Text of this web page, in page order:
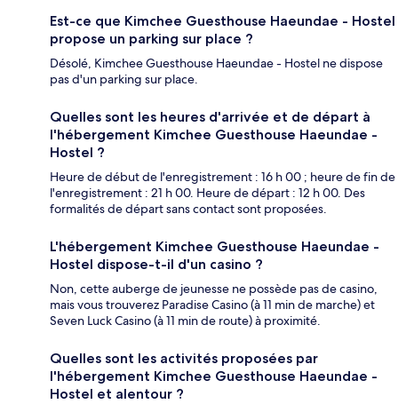
Est-ce que Kimchee Guesthouse Haeundae - Hostel
propose un parking sur place ?
Désolé, Kimchee Guesthouse Haeundae - Hostel ne dispose
pas d'un parking sur place.
Quelles sont les heures d'arrivée et de départ à
l'hébergement Kimchee Guesthouse Haeundae -
Hostel ?
Heure de début de l'enregistrement : 16 h 00 ; heure de fin de
l'enregistrement : 21 h 00. Heure de départ : 12 h 00. Des
formalités de départ sans contact sont proposées.
L'hébergement Kimchee Guesthouse Haeundae -
Hostel dispose-t-il d'un casino ?
Non, cette auberge de jeunesse ne possède pas de casino,
mais vous trouverez Paradise Casino (à 11 min de marche) et
Seven Luck Casino (à 11 min de route) à proximité.
Quelles sont les activités proposées par
l'hébergement Kimchee Guesthouse Haeundae -
Hostel et alentour ?